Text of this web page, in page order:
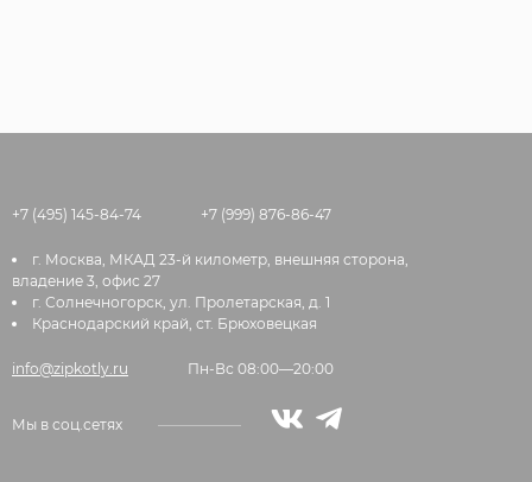
+7 (495) 145-84-74 +7 (999) 876-86-47
г. Москва, МКАД 23-й километр, внешняя сторона,
владение 3, офис 27
г. Солнечногорск, ул. Пролетарская, д. 1
Краснодарский край, ст. Брюховецкая
info@zipkotly.ru Пн-Вс 08:00—20:00
Мы в соц.сетях